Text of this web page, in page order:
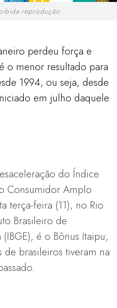
reprodução
perdeu força e
o menor resultado para
1994, ou seja, desde
em julho daquele
do Índice
Consumidor Amplo
terça-feira (11), no Rio
Brasileiro de
é o Bônus Itaipu,
brasileiros tiveram na